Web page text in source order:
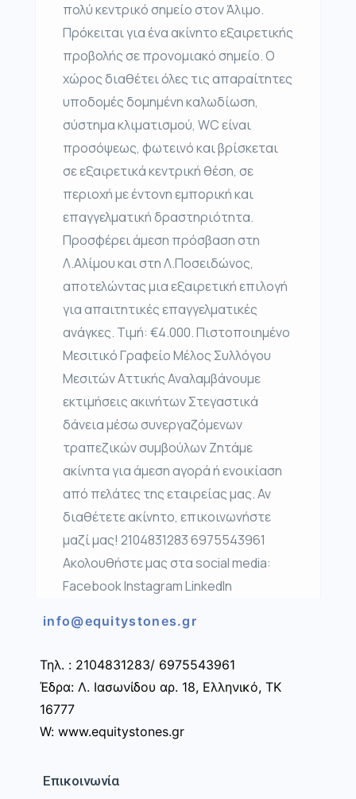
πολύ κεντρικό σημείο στον Άλιμο.
Πρόκειται για ένα ακίνητο εξαιρετικής
προβολής σε προνομιακό σημείο. Ο
χώρος διαθέτει όλες τις απαραίτητες
υποδομές δομημένη καλωδίωση,
σύστημα κλιματισμού, WC είναι
προσόψεως, φωτεινό και βρίσκεται
σε εξαιρετικά κεντρική θέση, σε
περιοχή με έντονη εμπορική και
επαγγελματική δραστηριότητα.
Προσφέρει άμεση πρόσβαση στη
Λ.Αλίμου και στη Λ.Ποσειδώνος,
αποτελώντας μια εξαιρετική επιλογή
για απαιτητικές επαγγελματικές
ανάγκες. Τιμή: €4.000. Πιστοποιημένο
Μεσιτικό Γραφείο Μέλος Συλλόγου
Μεσιτών Αττικής Αναλαμβάνουμε
εκτιμήσεις ακινήτων Στεγαστικά
δάνεια μέσω συνεργαζόμενων
τραπεζικών συμβούλων Ζητάμε
ακίνητα για άμεση αγορά ή ενοικίαση
από πελάτες της εταιρείας μας. Αν
διαθέτετε ακίνητο, επικοινωνήστε
μαζί μας! 2104831283 6975543961
Ακολουθήστε μας στα social media:
Facebook Instagram LinkedIn
info@equitystones.gr
Τηλ. : 2104831283/ 6975543961
Έδρα: Λ. Ιασωνίδου αρ. 18, Ελληνικό, ΤΚ
16777
W: www.equitystones.gr
Επικοινωνία